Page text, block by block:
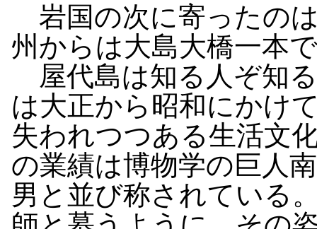
岩国の次に寄ったの
州からは大島大橋一本
屋代島は知る人ぞ知
は大正から昭和にかけ
失われつつある生活文
の業績は博物学の巨人
男と並び称されている